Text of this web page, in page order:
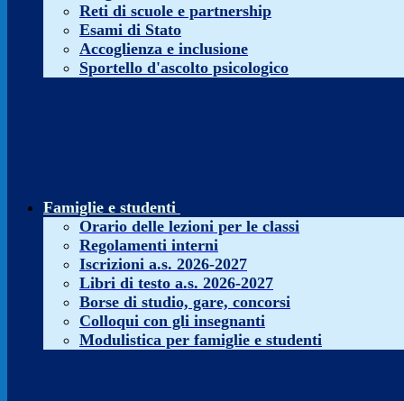
Reti di scuole e partnership
Esami di Stato
Accoglienza e inclusione
Sportello d'ascolto psicologico
Famiglie e studenti
Orario delle lezioni per le classi
Regolamenti interni
Iscrizioni a.s. 2026-2027
Libri di testo a.s. 2026-2027
Borse di studio, gare, concorsi
Colloqui con gli insegnanti
Modulistica per famiglie e studenti